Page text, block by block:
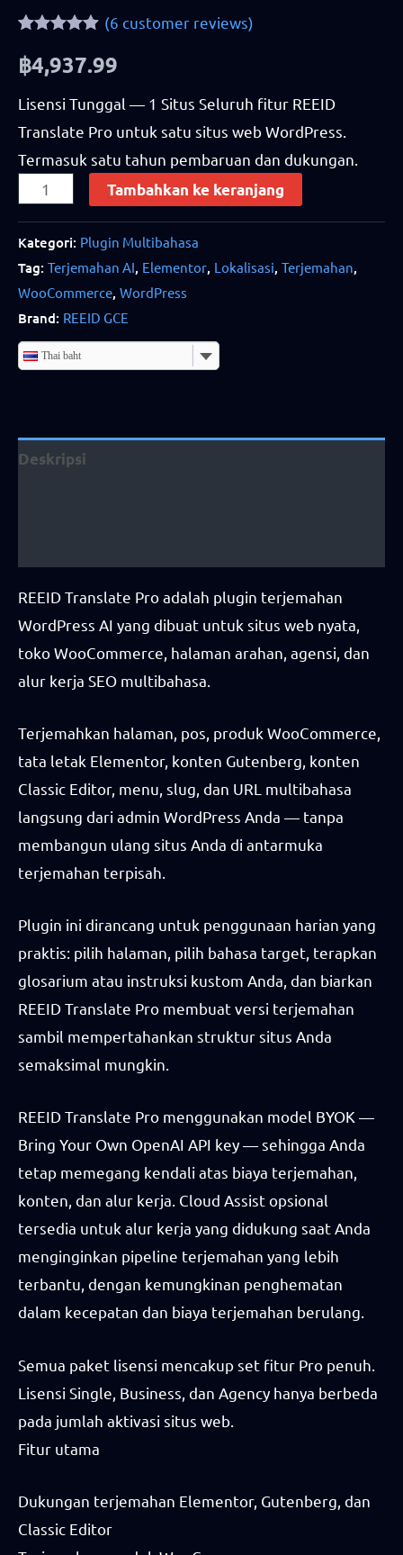
out of 5
based on
ratings
(6 customer reviews)
฿4,937.99
Lisensi Tunggal — 1 Situs Seluruh fitur REEID
Translate Pro untuk satu situs web WordPress.
Termasuk satu tahun pembaruan dan dukungan.
Tambahkan ke keranjang
Kategori: Plugin Multibahasa
Tag: Terjemahan AI, Elementor, Lokalisasi, Terjemahan,
WooCommerce, WordPress
Brand: REEID GCE
Thai baht
Deskripsi
REEID Translate Pro adalah plugin terjemahan
WordPress AI yang dibuat untuk situs web nyata,
toko WooCommerce, halaman arahan, agensi, dan
alur kerja SEO multibahasa.
Terjemahkan halaman, pos, produk WooCommerce,
tata letak Elementor, konten Gutenberg, konten
Classic Editor, menu, slug, dan URL multibahasa
langsung dari admin WordPress Anda — tanpa
membangun ulang situs Anda di antarmuka
terjemahan terpisah.
Plugin ini dirancang untuk penggunaan harian yang
praktis: pilih halaman, pilih bahasa target, terapkan
glosarium atau instruksi kustom Anda, dan biarkan
REEID Translate Pro membuat versi terjemahan
sambil mempertahankan struktur situs Anda
semaksimal mungkin.
REEID Translate Pro menggunakan model BYOK —
Bring Your Own OpenAI API key — sehingga Anda
tetap memegang kendali atas biaya terjemahan,
konten, dan alur kerja. Cloud Assist opsional
tersedia untuk alur kerja yang didukung saat Anda
menginginkan pipeline terjemahan yang lebih
terbantu, dengan kemungkinan penghematan
dalam kecepatan dan biaya terjemahan berulang.
Semua paket lisensi mencakup set fitur Pro penuh.
Lisensi Single, Business, dan Agency hanya berbeda
pada jumlah aktivasi situs web.
Fitur utama
Dukungan terjemahan Elementor, Gutenberg, dan
Classic Editor